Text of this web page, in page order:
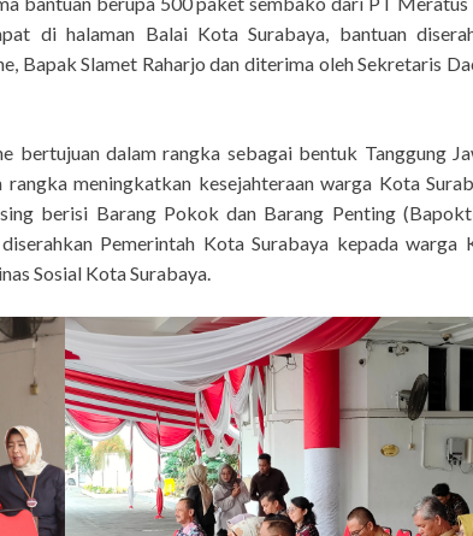
di halaman Balai Kota Surabaya, bantuan
Bapak Slamet Raharjo dan diterima oleh Sekretaris
bertujuan dalam rangka sebagai bentuk Tanggung
rangka meningkatkan kesejahteraan warga Kota
berisi Barang Pokok dan Barang Penting
Pemerintah Kota Surabaya kepada warga
Sosial Kota Surabaya.